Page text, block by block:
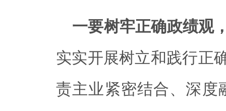
一要树牢正确政绩观
实实开展树立和践行正
责主业紧密结合、深度